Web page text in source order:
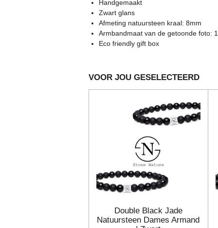
e
e
n
e
n n n
Handgemaakt
Zwart glans
Afmeting natuursteen kraal: 8mm
Armbandmaat van de getoonde foto:
Eco friendly gift box
VOOR JOU GESELECTEERD
Double Black Jade
Natuursteen Dames Armand